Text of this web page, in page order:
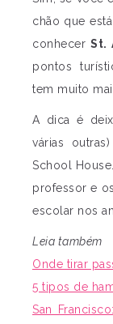
chão que
conhecerSt.
pontos
tem muito
A dica é
várias
School
professor e
escolar nos
Leia também
Onde tirar
5 tipos de
San